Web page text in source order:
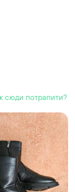
сюди потрапити?